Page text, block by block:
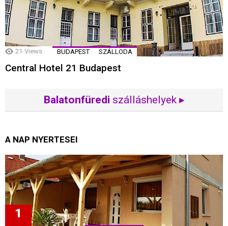
21 Views BUDAPEST SZÁLLODA
Central Hotel 21 Budapest
Balatonfüredi szálláshelyek ▸
A NAP NYERTESEI